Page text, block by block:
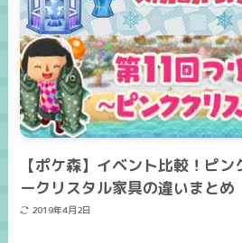
【ポケ森】イベント比較！ピ
ークリスタル家具の違いまとめ
2019年4月2日